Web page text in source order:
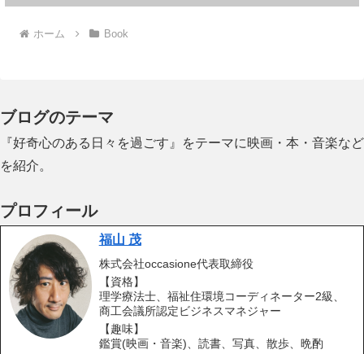
ホーム Book
ブログのテーマ
『好奇心のある日々を過ごす』をテーマに映画・本・音楽など
を紹介。
プロフィール
福山 茂
株式会社occasione代表取締役
【資格】
理学療法士、福祉住環境コーディネーター2級、
商工会議所認定ビジネスマネジャー
【趣味】
鑑賞(映画・音楽)、読書、写真、散歩、晩酌